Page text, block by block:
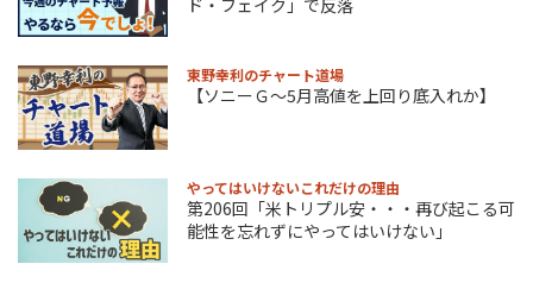
ド・フェイク」で反落
東野幸利のチャート道場
【ソニーＧ～5月高値を上回り底入れか】
やってはいけないこれだけの理由
第206回「米トリプル安・・・再び起こる可
能性を忘れずにやってはいけない」